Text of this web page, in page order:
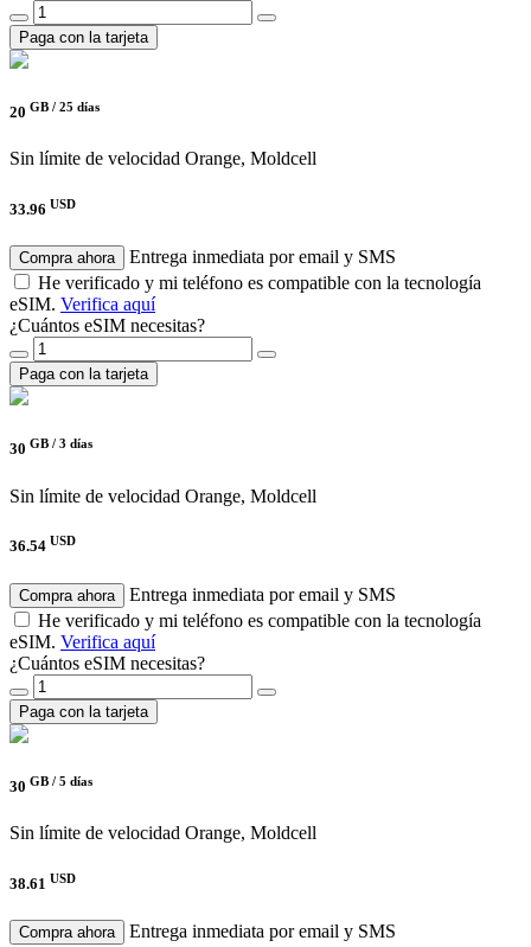
Paga con la tarjeta
20 GB / 25 días
Sin límite de velocidad Orange, Moldcell
33.96 USD
Compra ahora
Entrega inmediata por email y SMS
He verificado y mi teléfono es compatible con la tecnología
eSIM. Verifica aquí
¿Cuántos eSIM necesitas?
Paga con la tarjeta
30 GB / 3 días
Sin límite de velocidad Orange, Moldcell
36.54 USD
Compra ahora
Entrega inmediata por email y SMS
He verificado y mi teléfono es compatible con la tecnología
eSIM. Verifica aquí
¿Cuántos eSIM necesitas?
Paga con la tarjeta
30 GB / 5 días
Sin límite de velocidad Orange, Moldcell
38.61 USD
Compra ahora Entrega inmediata por email y SMS